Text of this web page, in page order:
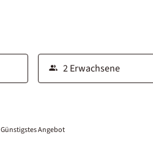
Günstigstes Angebot